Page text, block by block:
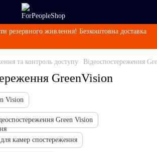
резервного живлення! Безкоштовна доставка
та контроль доступу Відеоспостереження
GreenVision
Vision
Green Vision
камер спостереження